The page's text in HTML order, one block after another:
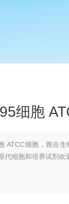
细胞
ATCC细胞，雅吉
代细胞和培养试剂欢